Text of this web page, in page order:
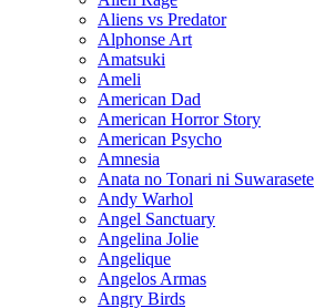
Aliens vs Predator
Alphonse Art
Amatsuki
Ameli
American Dad
American Horror Story
American Psycho
Amnesia
Anata no Tonari ni Suwarasete
Andy Warhol
Angel Sanctuary
Angelina Jolie
Angelique
Angelos Armas
Angry Birds